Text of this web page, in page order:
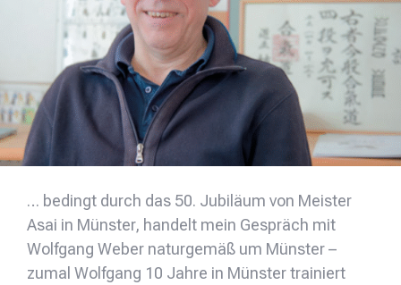
… bedingt durch das 50. Jubiläum von Meister
Asai in Münster, handelt mein Gespräch mit
Wolfgang Weber naturgemäß um Münster –
zumal Wolfgang 10 Jahre in Münster trainiert